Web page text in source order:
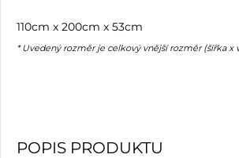
110cm x 200cm x 53cm
* Uvedený rozměr je celkový vnější rozměr (šířka x
POPIS PRODUKTU